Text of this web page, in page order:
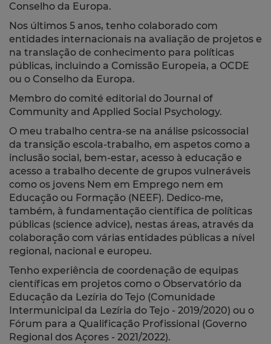
Conselho da Europa.
Nos últimos 5 anos, tenho colaborado com
entidades internacionais na avaliação de projetos e
na translação de conhecimento para políticas
públicas, incluindo a Comissão Europeia, a OCDE
ou o Conselho da Europa.
Membro do comité editorial do Journal of
Community and Applied Social Psychology.
O meu trabalho centra-se na análise psicossocial
da transição escola-trabalho, em aspetos como a
inclusão social, bem-estar, acesso à educação e
acesso a trabalho decente de grupos vulneráveis
como os jovens Nem em Emprego nem em
Educação ou Formação (NEEF). Dedico-me,
também, à fundamentação científica de políticas
públicas (science advice), nestas áreas, através da
colaboração com várias entidades públicas a nível
regional, nacional e europeu.
Tenho experiência de coordenação de equipas
científicas em projetos como o Observatório da
Educação da Lezíria do Tejo (Comunidade
Intermunicipal da Lezíria do Tejo - 2019/2020) ou o
Fórum para a Qualificação Profissional (Governo
Regional dos Açores - 2021/2022).